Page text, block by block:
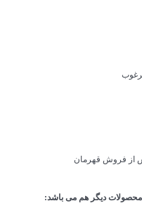
محصولات دیگر هم می باشد: